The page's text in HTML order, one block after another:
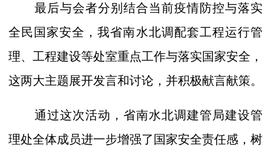
最后与会者分别结合当前疫情防控与落实
全民国家安全，我省南水北调配套工程运行管
理、工程建设等处室重点工作与落实国家安全，
这两大主题展开发言和讨论，并积极献言献策。
通过这次活动，省南水北调建管局建设管
理处全体成员进一步增强了国家安全责任感，树